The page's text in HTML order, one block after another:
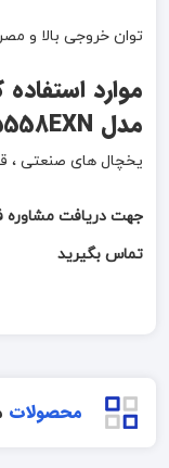
توان خروجی بالا و
مدل
یخچال های صنعتی ،
جهت دریافت
تماس بگیرید
محصولات